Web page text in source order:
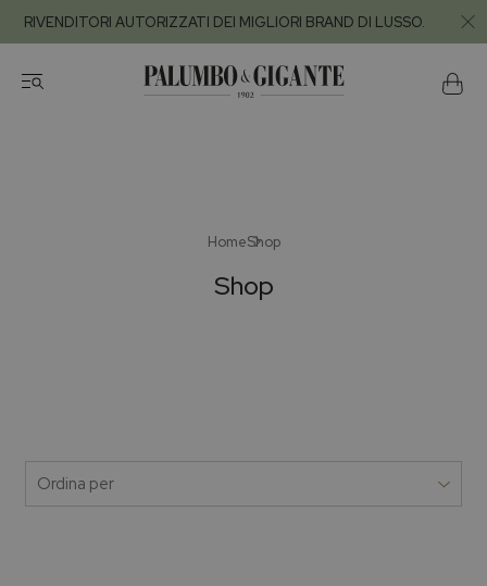
RIVENDITORI AUTORIZZATI DEI MIGLIORI BRAND DI LUSSO.
HomeShop
Shop